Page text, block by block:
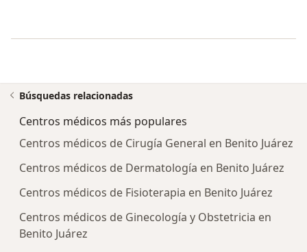
Búsquedas relacionadas
Centros médicos más populares
Centros médicos de Cirugía General en Benito Juárez
Centros médicos de Dermatología en Benito Juárez
Centros médicos de Fisioterapia en Benito Juárez
Centros médicos de Ginecología y Obstetricia en
Benito Juárez